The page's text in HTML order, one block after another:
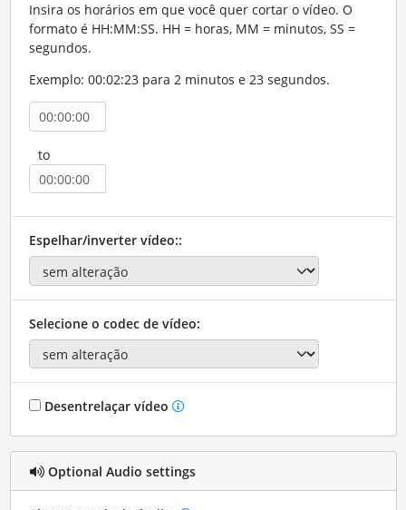
Insira os horários em que você quer cortar o vídeo. O
formato é HH:MM:SS. HH = horas, MM = minutos, SS =
segundos.
Exemplo: 00:02:23 para 2 minutos e 23 segundos.
to
Espelhar/inverter vídeo::
Selecione o codec de vídeo:
Desentrelaçar vídeo
Optional Audio settings